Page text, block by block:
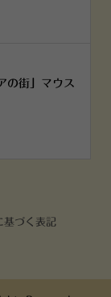
の街」マウス
基づく表記